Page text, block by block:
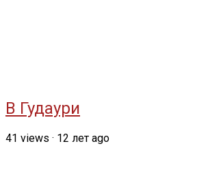
В Гудаури
41 views · 12 лет ago